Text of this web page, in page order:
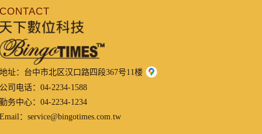
CONTACT
地址： 台中市北区汉口路四段367号11楼
公司电话：04-2234-1588
勤务中心：04-2234-1234
Email：service@bingotimes.com.tw